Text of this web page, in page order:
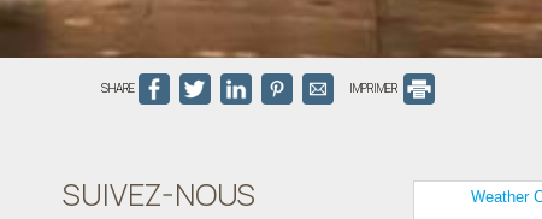
SHARE IMPRIMER
SUIVEZ-NOUS